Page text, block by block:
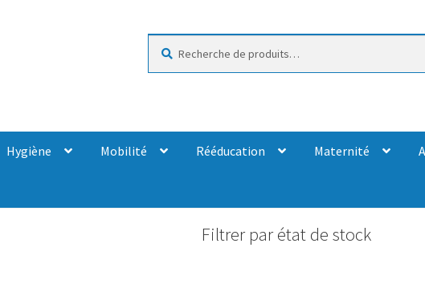
Hygiène Mobilité Rééducation Maternité
Filtrer par état de stock